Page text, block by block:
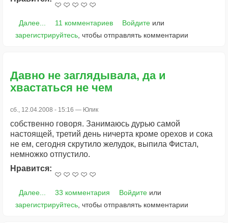
Далее... 11 комментариев Войдитеили
зарегистрируйтесь , чтобы отправлять комментарии
Давно не заглядывала, да и
хвастаться не чем
сб., 12.04.2008 - 15:16 — Юлик
собственно говоря. Занимаюсь дурью самой
настоящей, третий день ничерта кроме орехов и сока
не ем, сегодня скрутило желудок, выпила Фистал,
немножко отпустило.
Нравится:
Далее... 33 комментария Войдитеили
зарегистрируйтесь, чтобы отправлять комментарии